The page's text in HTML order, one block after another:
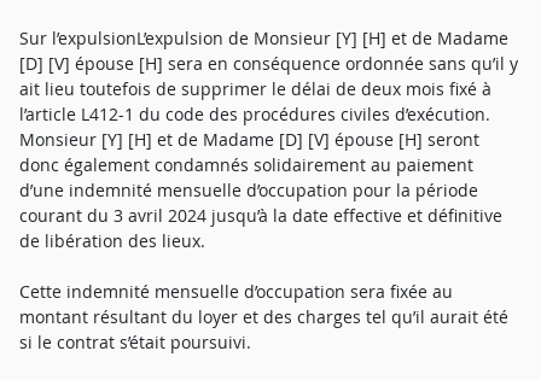
Sur l’expulsionL’expulsion de Monsieur [Y] [H] et de Madame
[D] [V] épouse [H] sera en conséquence ordonnée sans qu’il y
ait lieu toutefois de supprimer le délai de deux mois fixé à
l’article L412-1 du code des procédures civiles d’exécution.
Monsieur [Y] [H] et de Madame [D] [V] épouse [H] seront
donc également condamnés solidairement au paiement
d’une indemnité mensuelle d’occupation pour la période
courant du 3 avril 2024 jusqu’à la date effective et définitive
de libération des lieux.
Cette indemnité mensuelle d’occupation sera fixée au
montant résultant du loyer et des charges tel qu’il aurait été
si le contrat s’était poursuivi.